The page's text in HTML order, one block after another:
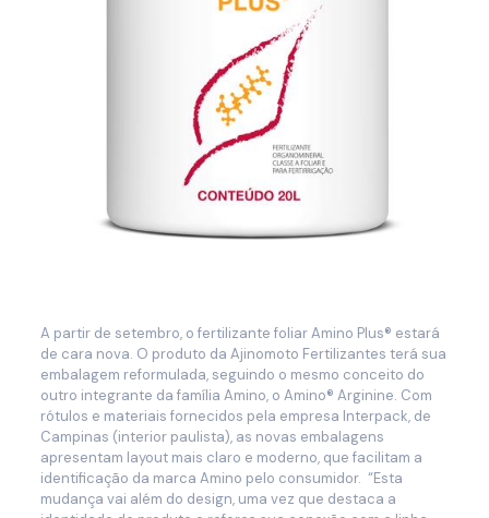
A partir de setembro, o fertilizante foliar Amino Plus® estará
de cara nova. O produto da Ajinomoto Fertilizantes terá sua
embalagem reformulada, seguindo o mesmo conceito do
outro integrante da família Amino, o Amino® Arginine. Com
rótulos e materiais fornecidos pela empresa Interpack, de
Campinas (interior paulista), as novas embalagens
apresentam layout mais claro e moderno, que facilitam a
identificação da marca Amino pelo consumidor. “Esta
mudança vai além do design, uma vez que destaca a